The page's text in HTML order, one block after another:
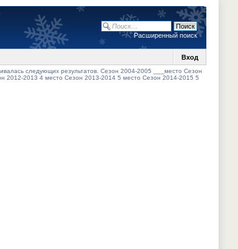
Расширенный поиск
Вход
следующих результатов. Сезон 2004-2005 ___место Сезон
2012-2013 4 место Сезон 2013-2014 5 место Сезон 2014-2015 5